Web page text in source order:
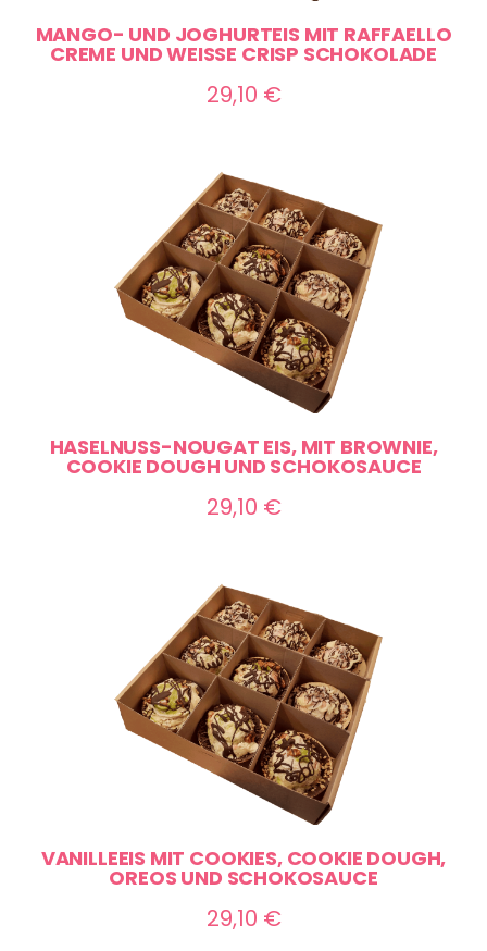
MANGO- UND JOGHURTEIS MIT RAFFAELLO
CREME UND WEISSE CRISP SCHOKOLADE
29,10 €
HASELNUSS-NOUGAT EIS, MIT BROWNIE,
COOKIE DOUGH UND SCHOKOSAUCE
29,10 €
VANILLEEIS MIT COOKIES, COOKIE DOUGH,
OREOS UND SCHOKOSAUCE
29,10 €